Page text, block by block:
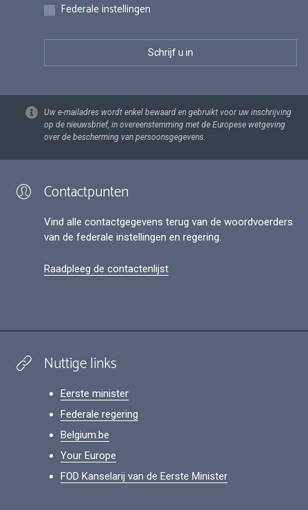
Federale instellingen
Uw e-mailadres wordt enkel bewaard en gebruikt voor uw inschrijving
op de nieuwsbrief, in overeenstemming met de Europese wetgeving
over de bescherming van persoonsgegevens.
Contactpunten
Vind alle contactgegevens terug van de woordvoerders
van de federale instellingen en regering.
Raadpleeg de contactenlijst
Nuttige links
Eerste minister
Federale regering
Belgium.be
Your Europe
FOD Kanselarij van de Eerste Minister